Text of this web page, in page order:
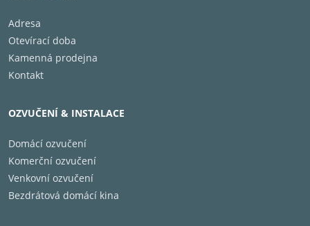
Adresa
Otevírací doba
Kamenná prodejna
Kontakt
OZVUČENÍ & INSTALACE
Domácí ozvučení
Komerční ozvučení
Venkovní ozvučení
Bezdrátová domácí kina